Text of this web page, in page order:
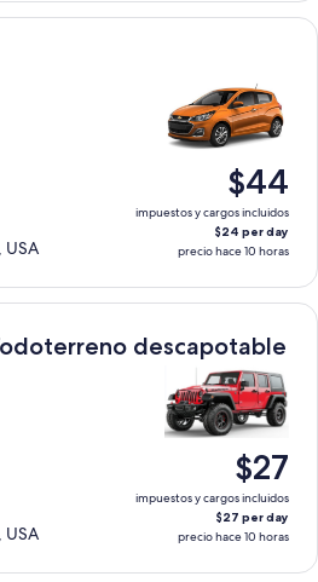
USA
$44
impuestos y cargos incluidos
$24 per day
precio hace 10 horas
descapotable
USA
$27
impuestos y cargos incluidos
$27 per day
precio hace 10 horas
descapotable Jeep Rubicon